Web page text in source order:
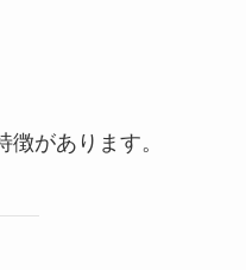
があります。